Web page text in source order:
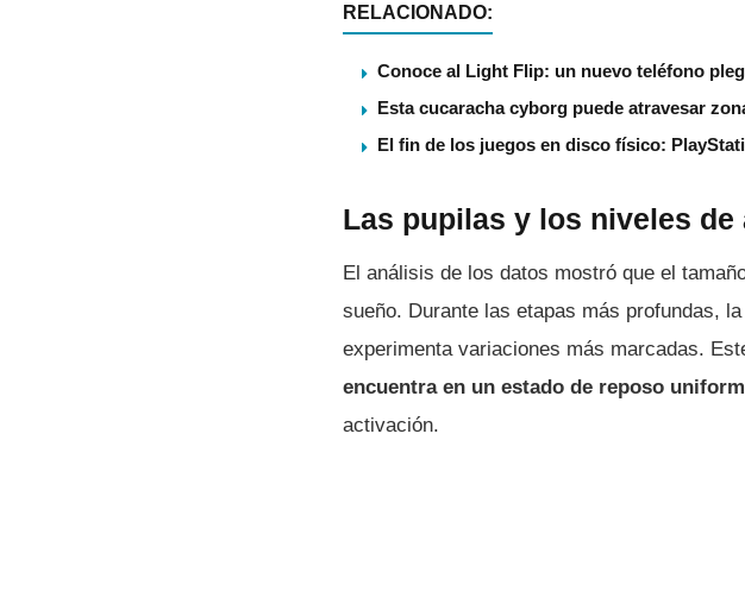
RELACIONADO:
Conoce al Light Flip: un nuevo teléfono
Esta cucaracha cyborg puede atravesar
El fin de los juegos en disco físico:
Las pupilas y los niveles
El análisis de los datos mostró que el
sueño. Durante las etapas más profundas,
experimenta variaciones más marcadas.
encuentra en un estado de reposo
activación.